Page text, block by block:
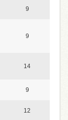
9
9
14
9
12